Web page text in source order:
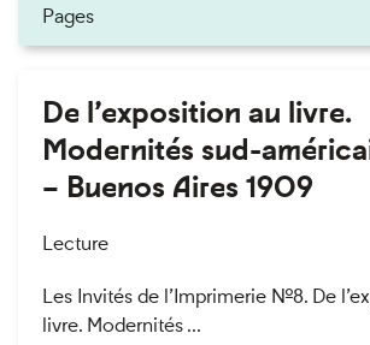
Pages
De l’exposition au livre.
Modernités sud-
– Buenos Aires 1909
Lecture
Les Invités de l’Imprimerie n°8. De
livre. Modernités ...